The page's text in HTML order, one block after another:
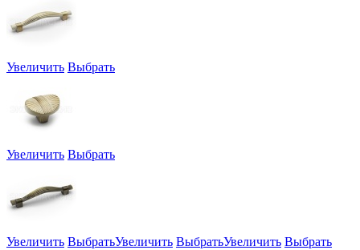
Увеличить Выбрать
Увеличить Выбрать
Увеличить ВыбратьУвеличить ВыбратьУвеличить Выбрать